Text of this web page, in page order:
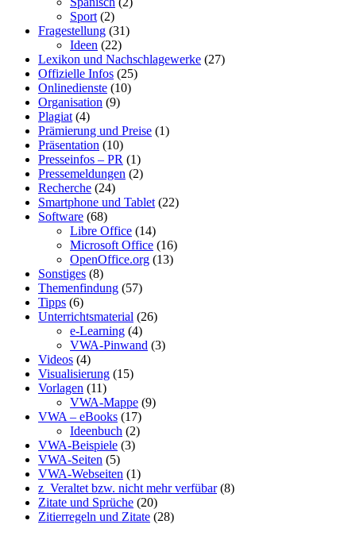
Sport (2)
Fragestellung (31)
Ideen (22)
Lexikon und Nachschlagewerke (27)
Offizielle Infos (25)
Onlinedienste (10)
Organisation (9)
Plagiat (4)
Prämierung und Preise (1)
Präsentation (10)
Presseinfos – PR (1)
Pressemeldungen (2)
Recherche (24)
Smartphone und Tablet (22)
Software (68)
Libre Office (14)
Microsoft Office (16)
OpenOffice.org (13)
Sonstiges (8)
Themenfindung (57)
Tipps (6)
Unterrichtsmaterial (26)
e-Learning (4)
VWA-Pinwand (3)
Videos (4)
Visualisierung (15)
Vorlagen (11)
VWA-Mappe (9)
VWA – eBooks (17)
Ideenbuch (2)
VWA-Beispiele (3)
VWA-Seiten (5)
VWA-Webseiten (1)
z_Veraltet bzw. nicht mehr verfübar(8)
Zitate und Sprüche (20)
Zitierregeln und Zitate (28)